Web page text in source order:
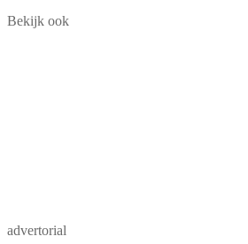
Bekijk ook
advertorial